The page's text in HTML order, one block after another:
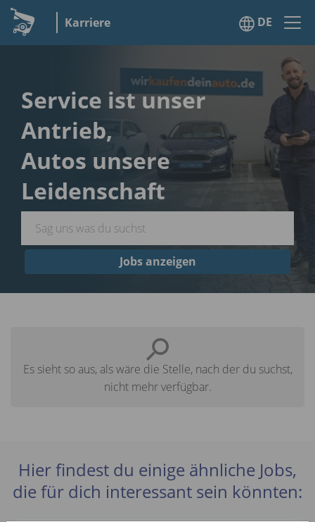
Karriere DE
Service ist unser
Antrieb,
Autos unsere
Leidenschaft
Jobs anzeigen
Es sieht so aus, als wäre die Stelle, nach der du suchst,
nicht mehr verfügbar.
Hier findest du einige ähnliche Jobs,
die für dich interessant sein könnten: